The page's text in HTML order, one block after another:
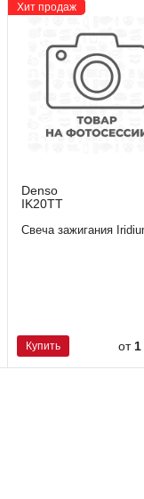
Хит продаж
Denso
IK20TT
Свеча зажигания
Купить от1